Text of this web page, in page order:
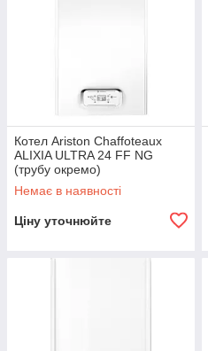
Котел Ariston Chaffoteaux
ALIXIA ULTRA 24 FF NG
(трубу окремо)
Немає в наявності
Ціну уточнюйте